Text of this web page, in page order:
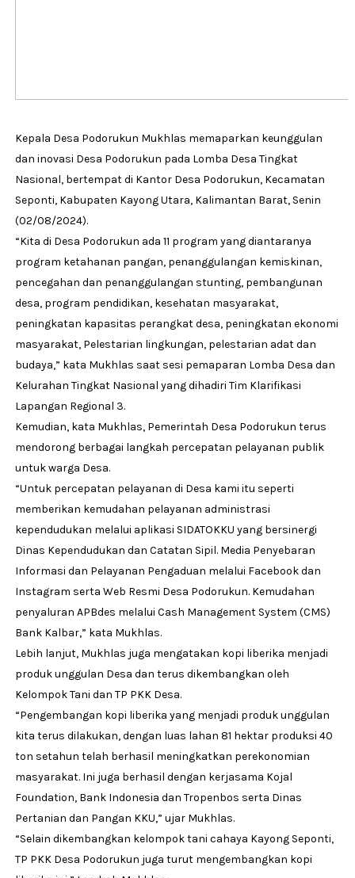
Kepala Desa Podorukun Mukhlas memaparkan keunggulan
dan inovasi Desa Podorukun pada Lomba Desa Tingkat
Nasional, bertempat di Kantor Desa Podorukun, Kecamatan
Seponti, Kabupaten Kayong Utara, Kalimantan Barat, Senin
(02/08/2024).
“Kita di Desa Podorukun ada 11 program yang diantaranya
program ketahanan pangan, penanggulangan kemiskinan,
pencegahan dan penanggulangan stunting, pembangunan
desa, program pendidikan, kesehatan masyarakat,
peningkatan kapasitas perangkat desa, peningkatan ekonomi
masyarakat, Pelestarian lingkungan, pelestarian adat dan
budaya,” kata Mukhlas saat sesi pemaparan Lomba Desa dan
Kelurahan Tingkat Nasional yang dihadiri Tim Klarifikasi
Lapangan Regional 3.
Kemudian, kata Mukhlas, Pemerintah Desa Podorukun terus
mendorong berbagai langkah percepatan pelayanan publik
untuk warga Desa.
“Untuk percepatan pelayanan di Desa kami itu seperti
memberikan kemudahan pelayanan administrasi
kependudukan melalui aplikasi SIDATOKKU yang bersinergi
Dinas Kependudukan dan Catatan Sipil. Media Penyebaran
Informasi dan Pelayanan Pengaduan melalui Facebook dan
Instagram serta Web Resmi Desa Podorukun. Kemudahan
penyaluran APBdes melalui Cash Management System (CMS)
Bank Kalbar,” kata Mukhlas.
Lebih lanjut, Mukhlas juga mengatakan kopi liberika menjadi
produk unggulan Desa dan terus dikembangkan oleh
Kelompok Tani dan TP PKK Desa.
“Pengembangan kopi liberika yang menjadi produk unggulan
kita terus dilakukan, dengan luas lahan 81 hektar produksi 40
ton setahun telah berhasil meningkatkan perekonomian
masyarakat. Ini juga berhasil dengan kerjasama Kojal
Foundation, Bank Indonesia dan Tropenbos serta Dinas
Pertanian dan Pangan KKU,” ujar Mukhlas.
“Selain dikembangkan kelompok tani cahaya Kayong Seponti,
TP PKK Desa Podorukun juga turut mengembangkan kopi